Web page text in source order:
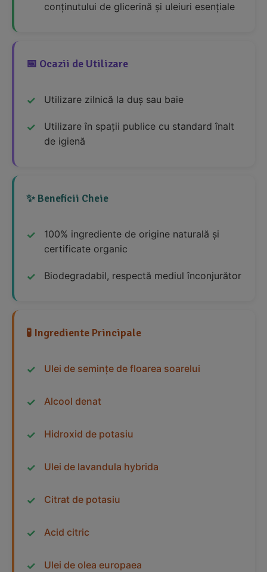
conținutului de glicerină și uleiuri esențiale
📅 Ocazii de Utilizare
Utilizare zilnică la duș sau baie
Utilizare în spații publice cu standard înalt
de igienă
✨ Beneficii Cheie
100% ingrediente de origine naturală și
certificate organic
Biodegradabil, respectă mediul înconjurător
🧪 Ingrediente Principale
Ulei de semințe de floarea soarelui
Alcool denat
Hidroxid de potasiu
Ulei de lavandula hybrida
Citrat de potasiu
Acid citric
Ulei de olea europaea